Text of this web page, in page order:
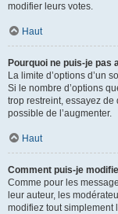
modifier leurs votes.
Haut
Pourquoi ne puis-je pas
La limite d’options d’un
Si le nombre d’options
trop restreint, essayez de
possible de l’augmenter.
Haut
Comment puis-je
Comme pour les
leur auteur, les
modifiez tout simplement